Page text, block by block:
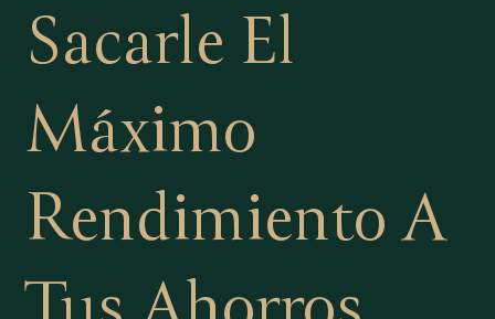
Sacarle El
Máximo
Rendimiento A